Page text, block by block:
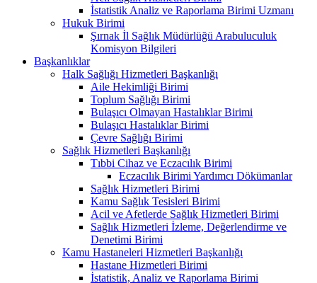
İstatistik Analiz ve Raporlama Birimi Uzmanı
Hukuk Birimi
Şırnak İl Sağlık Müdürlüğü Arabuluculuk
Komisyon Bilgileri
Başkanlıklar
Halk Sağlığı Hizmetleri Başkanlığı
Aile Hekimliği Birimi
Toplum Sağlığı Birimi
Bulaşıcı Olmayan Hastalıklar Birimi
Bulaşıcı Hastalıklar Birimi
Çevre Sağlığı Birimi
Sağlık Hizmetleri Başkanlığı
Tıbbi Cihaz ve Eczacılık Birimi
Eczacılık Birimi Yardımcı Dökümanlar
Sağlık Hizmetleri Birimi
Kamu Sağlık Tesisleri Birimi
Acil ve Afetlerde Sağlık Hizmetleri Birimi
Sağlık Hizmetleri İzleme, Değerlendirme ve
Denetimi Birimi
Kamu Hastaneleri Hizmetleri Başkanlığı
Hastane Hizmetleri Birimi
İstatistik, Analiz ve Raporlama Birimi